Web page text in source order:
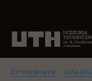
Strona główna Lista